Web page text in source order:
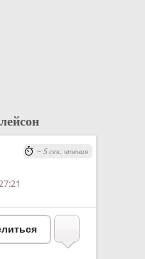
~ 5 сек. чтения